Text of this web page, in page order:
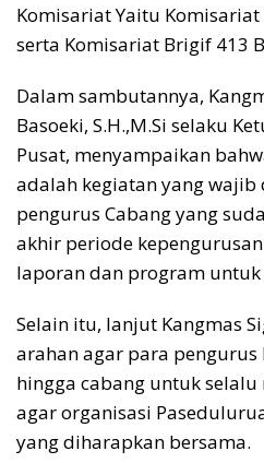
Komisariat Yaitu Komisariat
serta Komisariat Brigif 413
Dalam sambutannya,
Basoeki, S.H.,M.Si selaku
Pusat, menyampaikan
adalah kegiatan yang wajib
pengurus Cabang yang
akhir periode
laporan dan program
Selain itu, lanjut Kangmas
arahan agar para
hingga cabang untuk
agar organisasi
yang diharapkan bersama.